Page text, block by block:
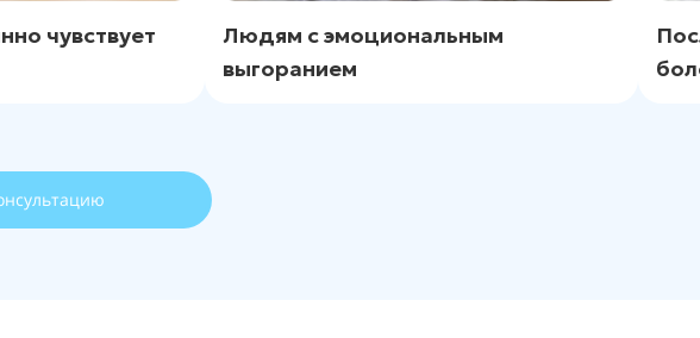
чувствует
Людям с эмоциональным
выгоранием